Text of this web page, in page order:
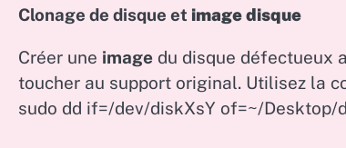
Clonage de disque et image disque
Créer une image du disque défectueux
toucher au support original. Utilisez la
sudo dd if=/dev/diskXsY of=~/Desktop/